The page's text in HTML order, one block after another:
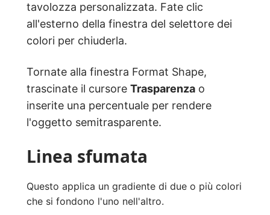
tavolozza personalizzata. Fate clic
all'esterno della finestra del selettore dei
colori per chiuderla.
Tornate alla finestra Format Shape,
trascinate il cursore Trasparenza o
inserite una percentuale per rendere
l'oggetto semitrasparente.
Linea sfumata
Questo applica un gradiente di due o più colori
che si fondono l'uno nell'altro.